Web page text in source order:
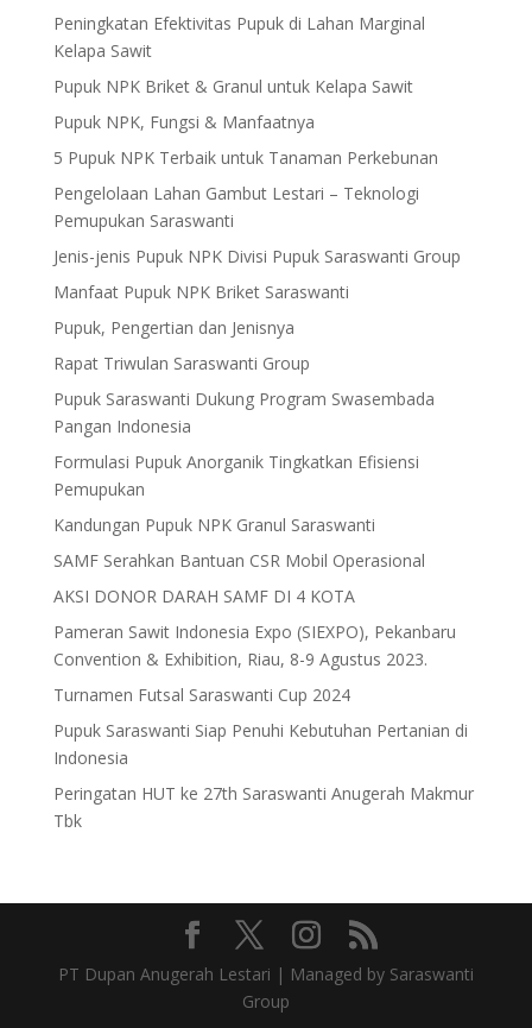
Peningkatan Efektivitas Pupuk di Lahan Marginal
Kelapa Sawit
Pupuk NPK Briket & Granul untuk Kelapa Sawit
Pupuk NPK, Fungsi & Manfaatnya
5 Pupuk NPK Terbaik untuk Tanaman Perkebunan
Pengelolaan Lahan Gambut Lestari – Teknologi
Pemupukan Saraswanti
Jenis-jenis Pupuk NPK Divisi Pupuk Saraswanti Group
Manfaat Pupuk NPK Briket Saraswanti
Pupuk, Pengertian dan Jenisnya
Rapat Triwulan Saraswanti Group
Pupuk Saraswanti Dukung Program Swasembada
Pangan Indonesia
Formulasi Pupuk Anorganik Tingkatkan Efisiensi
Pemupukan
Kandungan Pupuk NPK Granul Saraswanti
SAMF Serahkan Bantuan CSR Mobil Operasional
AKSI DONOR DARAH SAMF DI 4 KOTA
Pameran Sawit Indonesia Expo (SIEXPO), Pekanbaru
Convention & Exhibition, Riau, 8-9 Agustus 2023.
Turnamen Futsal Saraswanti Cup 2024
Pupuk Saraswanti Siap Penuhi Kebutuhan Pertanian di
Indonesia
Peringatan HUT ke 27th Saraswanti Anugerah Makmur
Tbk
PT Dupan Anugerah Lestari | Managed by Saraswanti
Group